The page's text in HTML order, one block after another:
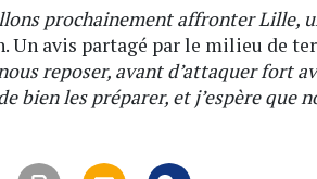
prochainement affronter Lille,
Un avis partagé par le milieu de
reposer, avant d’attaquer fort
bien les préparer, et j’espère que